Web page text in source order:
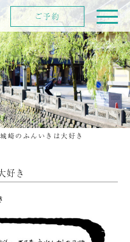
崎のふんいきは大好き
好き
ご予約